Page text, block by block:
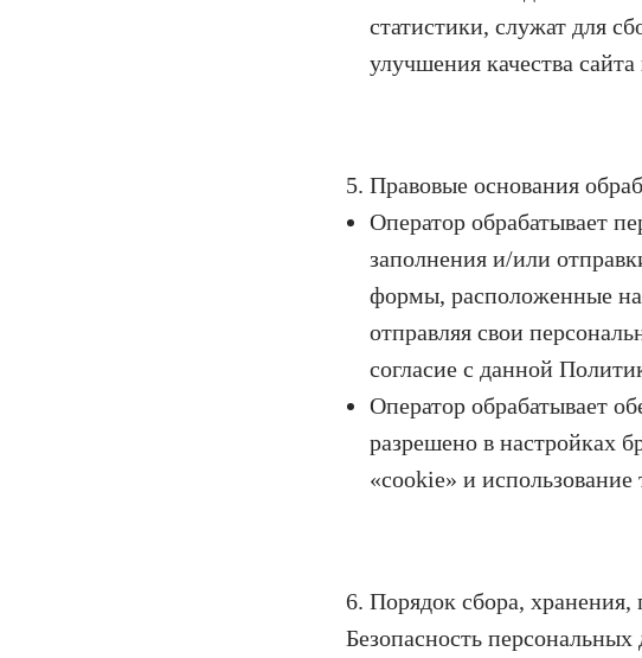
статистики, служат для
улучшения качества
5. Правовые основания
Оператор обрабатывает
заполнения и/или
формы, расположенные
отправляя свои
согласие с данной
Оператор обрабатывает
разрешено в настройках
«cookie» и
6. Порядок сбора,
Безопасность